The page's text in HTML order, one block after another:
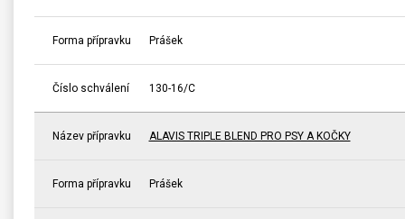
Forma přípravku Prášek
Číslo schválení 130-16/C
Název přípravku ALAVIS TRIPLE BLEND PRO PSY A KOČKY
Forma přípravku Prášek